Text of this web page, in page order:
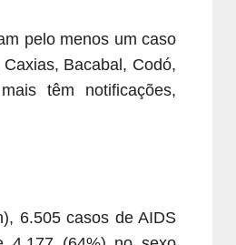
pelo menos um caso
Bacabal, Codó,
têm notificações,
6.505 casos de AIDS